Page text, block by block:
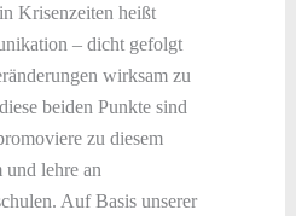
Krisenzeiten heißt
– dicht gefolgt
wirksam zu
beiden Punkte sind
zu diesem
und lehre an
Auf Basis unserer